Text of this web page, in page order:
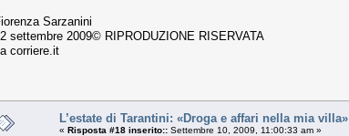
Sarzanini
settembre 2009© RIPRODUZIONE RISERVATA
corriere.it
L’estate di Tarantini: «Droga e affari nella mia villa»
« Risposta #18 inserito:: Settembre 10, 2009, 11:00:33 am »